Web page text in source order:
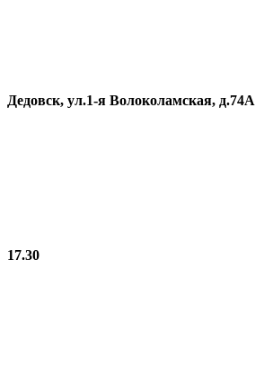
Дедовск, ул.1-я Волоколамская, д.74А
17.30